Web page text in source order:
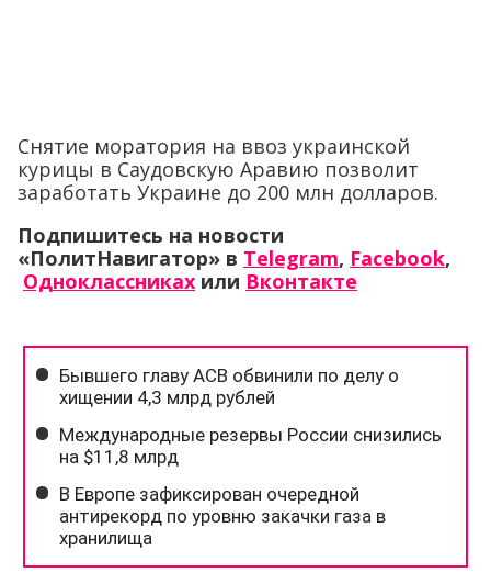
Снятие моратория на ввоз украинской
курицы в Саудовскую Аравию позволит
заработать Украине до 200 млн долларов.
Подпишитесь на новости
«ПолитНавигатор» в Telegram, Facebook,
Одноклассниках или Вконтакте